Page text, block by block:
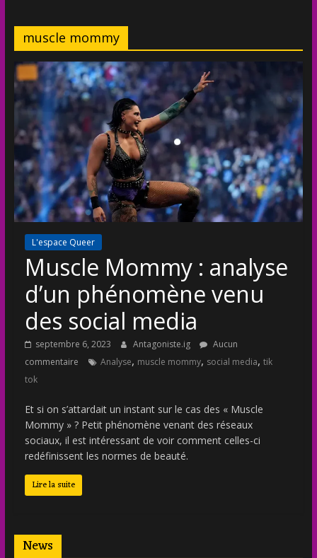
muscle mommy
L'espace Queer
Muscle Mommy : analyse
d’un phénomène venu
des social media
septembre 6, 2023 Antagoniste.ig
Aucun
commentaire
Analyse, muscle mommy, social media, tik
tok
Et si on s’attardait un instant sur le cas des « Muscle
Mommy » ? Petit phénomène venant des réseaux
sociaux, il est intéressant de voir comment celles-ci
redéfinissent les normes de beauté.
Lire la suite
News